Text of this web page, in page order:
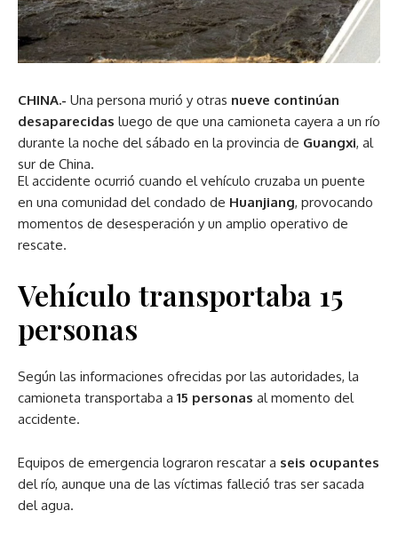
CHINA.- Una persona murió y otras nueve continúan
desaparecidas luego de que una camioneta cayera a un río
durante la noche del sábado en la provincia de Guangxi, al
sur de China.
El accidente ocurrió cuando el vehículo cruzaba un puente
en una comunidad del condado de Huanjiang, provocando
momentos de desesperación y un amplio operativo de
rescate.
Vehículo transportaba 15
personas
Según las informaciones ofrecidas por las autoridades, la
camioneta transportaba a 15 personas al momento del
accidente.
Equipos de emergencia lograron rescatar a seis ocupantes
del río, aunque una de las víctimas falleció tras ser sacada
del agua.